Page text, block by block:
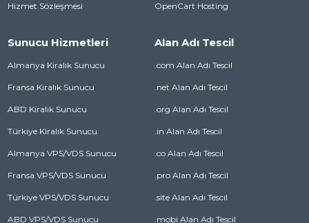
Hizmet Sözleşmesi OpenCart Hosting
Sunucu Hizmetleri
Almanya Kiralık Sunucu
Fransa Kiralık Sunucu
ABD Kiralık Sunucu
Türkiye Kiralık Sunucu
Almanya VPS/VDS Sunucu
Fransa VPS/VDS Sunucu
Türkiye VPS/VDS Sunucu
ABD VPS/VDS Sunucu
Alan Adı Tescil
.com Alan Adı Tescil
.net Alan Adı Tescil
.org Alan Adı Tescil
.in Alan Adı Tescil
.co Alan Adı Tescil
.pro Alan Adı Tescil
.site Alan Adı Tescil
.mobi Alan Adı Tescil